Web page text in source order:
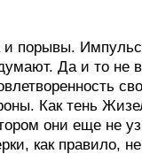
и порывы.
Да и то не
Как тень
они еще не
как правило,